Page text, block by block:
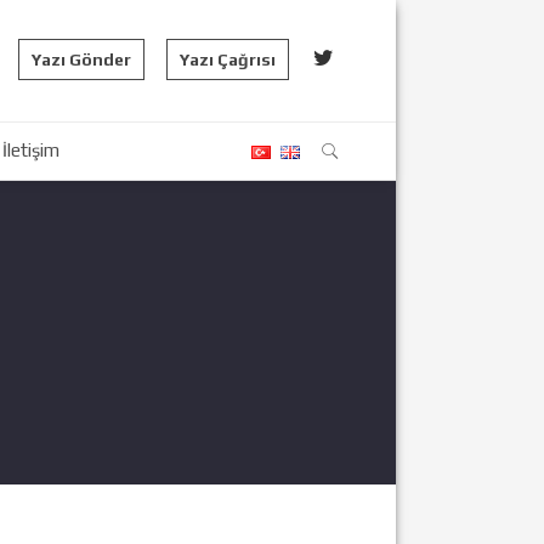
Yazı Gönder Yazı Çağrısı
İletişim